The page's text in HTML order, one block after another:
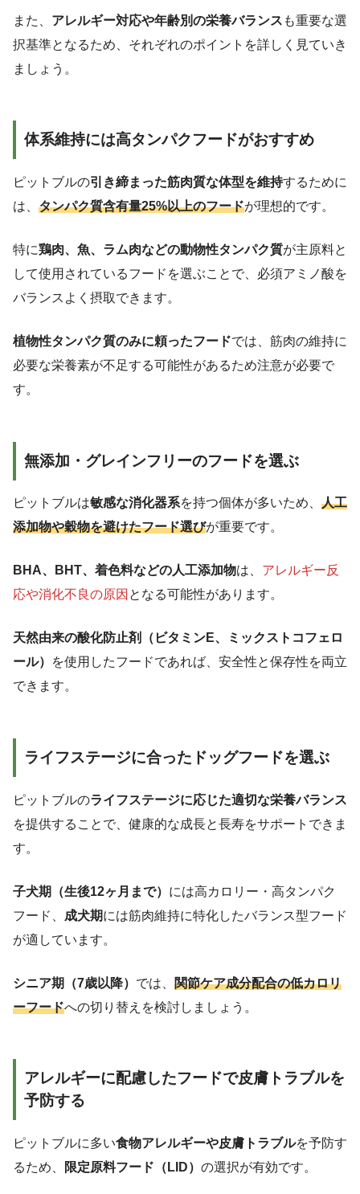
また、 アレルギー対応や年齢別の栄養バランス も重要な選
択基準となるため、それぞれのポイントを詳しく見ていき
ましょう。
体系維持には高タンパクフードがおすすめ
ピットブルの引き締まった筋肉質な体型を維持するために
は、 タンパク質含有量25%以上のフードが理想的です。
特に鶏肉、魚、ラム肉などの動物性タンパク質が主原料と
して使用されているフードを選ぶことで、必須アミノ酸を
バランスよく摂取できます。
植物性タンパク質のみに頼ったフードでは、筋肉の維持に
必要な栄養素が不足する可能性があるため注意が必要で
す。
無添加・グレインフリーのフードを選ぶ
ピットブルは敏感な消化器系を持つ個体が多いため、 人工
添加物や穀物を避けたフード選びが重要です。
BHA、BHT、着色料などの人工添加物は、 アレルギー反
応や消化不良の原因 となる可能性があります。
天然由来の酸化防止剤（ビタミンE、ミックストコフェロ
ール）
を使用したフードであれば、安全性と保存性を両立
できます。
ライフステージに合ったドッグフードを選ぶ
ピットブルのライフステージに応じた適切な栄養バランス
を提供することで、健康的な成長と長寿をサポートできま
す。
子犬期（生後12ヶ月まで） には高カロリー・高タンパク
フード、 成犬期には筋肉維持に特化したバランス型フード
が適しています。
シニア期（7歳以降） では、 関節ケア成分配合の低カロリ
ーフードへの切り替えを検討しましょう。
アレルギーに配慮したフードで皮膚トラブルを
予防する
ピットブルに多い食物アレルギーや皮膚トラブルを予防す
るため、
限定原料フード（LID） の選択が有効です。